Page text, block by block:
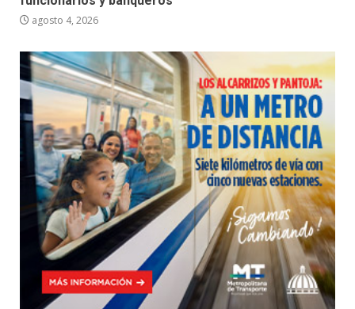
agosto 4, 2026